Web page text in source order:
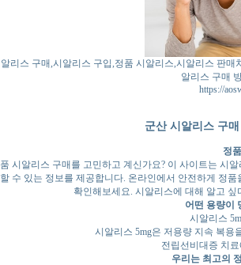
리스 구매,시알리스 구입,정품 시알리스,시알리스 판
알리스 구매
https://
군산 시알리스 구
정
시알리스 구매를 고민하고 계신가요? 이 사이트는 시
수 있는 정보를 제공합니다. 온라인에서 안전하게 정
확인해보세요. 시알리스에 대해 알고
어떤 용량이
시알리스
시알리스 5mg은 저용량 지속 복용
전립선비대증 치
우리는 최고의